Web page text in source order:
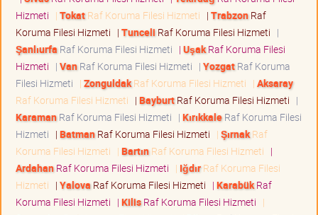
Hizmeti | TokatRaf Koruma Filesi Hizmeti | TrabzonRaf
Koruma Filesi Hizmeti | Tunceli Raf Koruma Filesi Hizmeti |
Şanlıurfa Raf Koruma Filesi Hizmeti | UşakRaf Koruma Filesi
Hizmeti | VanRaf Koruma Filesi Hizmeti | YozgatRaf Koruma
Filesi Hizmeti | ZonguldakRaf Koruma Filesi Hizmeti | Aksaray
Raf Koruma Filesi Hizmeti | BayburtRaf Koruma Filesi Hizmeti |
KaramanRaf Koruma Filesi Hizmeti | KırıkkaleRaf Koruma Filesi
Hizmeti | BatmanRaf Koruma Filesi Hizmeti | ŞırnakRaf
Koruma Filesi Hizmeti | BartınRaf Koruma Filesi Hizmeti |
ArdahanRaf Koruma Filesi Hizmeti | IğdırRaf Koruma Filesi
Hizmeti | Yalova Raf Koruma Filesi Hizmeti | KarabükRaf
Koruma Filesi Hizmeti | KilisRaf Koruma Filesi Hizmeti |